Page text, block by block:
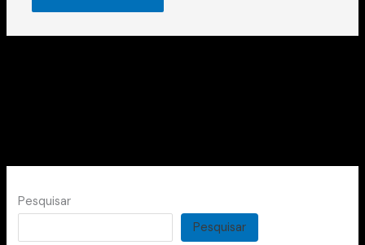
Pesquisar
Pesquisar